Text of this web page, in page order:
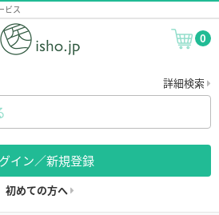
ビス
0
詳細検索
イン／新規登録
初めての方へ